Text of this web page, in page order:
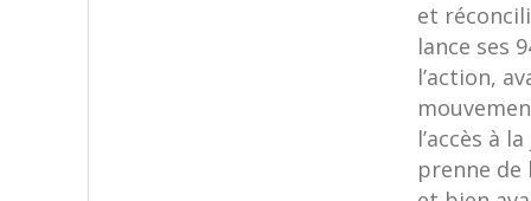
et
lance ses
l’action,
l’accès à
prenne de